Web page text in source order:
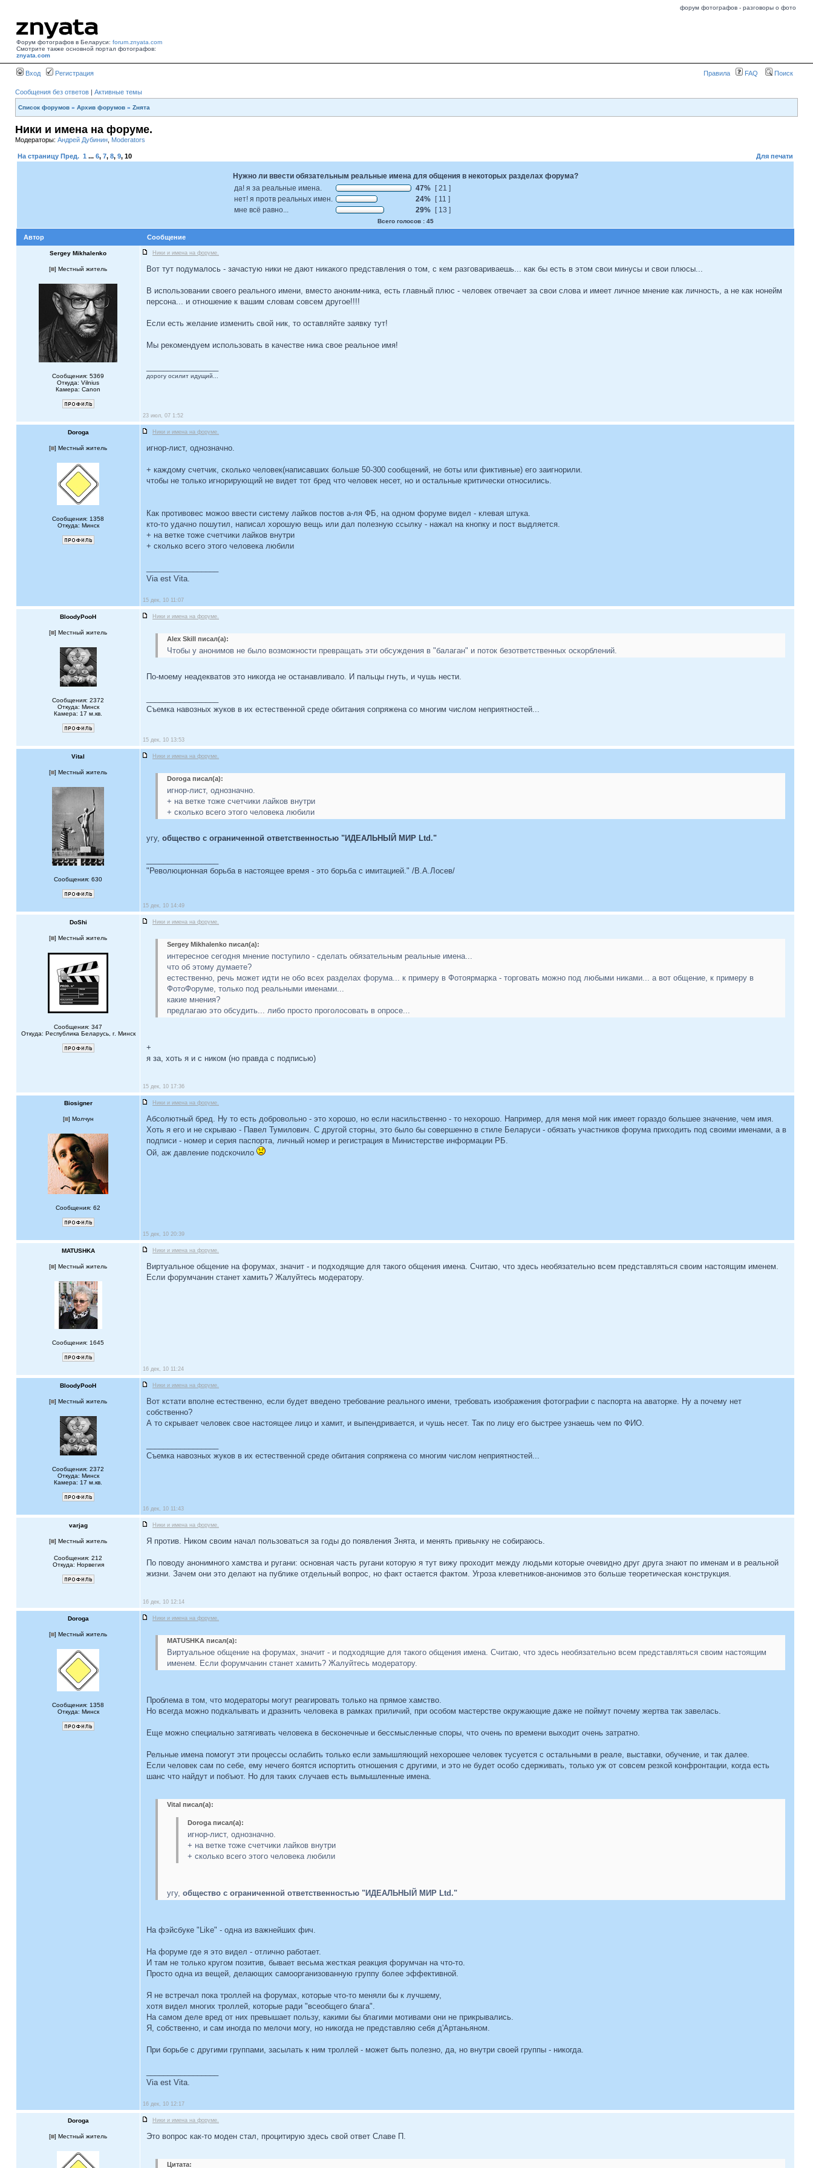
форум фотографов - разговоры о фото
Форум фотографов в Беларуси: forum.znyata.com
Смотрите также основной портал фотографов:
znyata.com
Вход Регистрация Правила FAQ Поиск
Сообщения без ответов | Активные темы
Список форумов » Архив форумов » Zнята
Ники и имена на форуме.
Модераторы: Андрей Дубинин Moderators
На страницу Пред. 1 ... 6, 7, 8, 9, 10 Для печати
Нужно ли ввести обязательным реальные имена для общения в некоторых разделах форума?
да! я за реальные имена.
47%
[ 21 ]
нет! я протв реальных имен.
24%
[ 11 ]
мне всё равно...
29% [ 13 ]
Всего голосов : 45
Автор Сообщение
Sergey Mikhalenko Ники и имена на форуме.
[ ] Местный житель
Сообщения: 5369
Откуда: Vilnius
Камера: Canon
Вот тут подумалось - зачастую ники не дают никакого представления о том, с кем разговариваешь... как бы есть в этом свои минусы и свои плюсы...
В использовании своего реального имени, вместо аноним-ника, есть главный плюс - человек отвечает за свои слова и имеет личное мнение как личность, а не как нонейм
персона... и отношение к вашим словам совсем другое!!!!
Если есть желание изменить свой ник, то оставляйте заявку тут!
Мы рекомендуем использовать в качестве ника свое реальное имя!
дорогу осилит идущий...
23 июл, 07 1:52
Doroga Ники и имена на форуме.
[ ] Местный житель
Сообщения: 1358
Откуда: Минск
игнор-лист, однозначно.
+ каждому счетчик, сколько человек(написавших больше 50-300 сообщений, не боты или фиктивные) его заигнорили.
чтобы не только игнорирующий не видет тот бред что человек несет, но и остальные критически относились.
Как противовес можоо ввести систему лайков постов а-ля ФБ, на одном форуме видел - клевая штука.
кто-то удачно пошутил, написал хорошую вещь или дал полезную ссылку - нажал на кнопку и пост выдляется.
+ на ветке тоже счетчики лайков внутри
+ сколько всего этого человека любили
Via est Vita.
15 дек, 10 11:07
BloodyPooH Ники и имена на форуме.
[ ] Местный житель
Сообщения: 2372
Откуда: Минск
Камера: 17 м.кв.
Alex Skill писал(а):
Чтобы у анонимов не было возможности превращать эти обсуждения в "балаган" и поток безответственных оскорблений.
По-моему неадекватов это никогда не останавливало. И пальцы гнуть, и чушь нести.
Съемка навозных жуков в их естественной среде обитания сопряжена со многим числом неприятностей...
15 дек, 10 13:53
Vital Ники и имена на форуме.
[ ] Местный житель
Сообщения: 630
Doroga писал(а):
игнор-лист, однозначно.
+ на ветке тоже счетчики лайков внутри
+ сколько всего этого человека любили
угу, общество с ограниченной ответственностью "ИДЕАЛЬНЫЙ МИР Ltd."
"Революционная борьба в настоящее время - это борьба с имитацией." /В.А.Лосев/
15 дек, 10 14:49
DoShi Ники и имена на форуме.
[ ] Местный житель
Сообщения: 347
Откуда: Республика Беларусь, г. Минск
Sergey Mikhalenko писал(а):
интересное сегодня мнение поступило - сделать обязательным реальные имена...
что об этому думаете?
естественно, речь может идти не обо всех разделах форума... к примеру в Фотоярмарка - торговать можно под любыми никами... а вот общение, к примеру в
ФотоФоруме, только под реальными именами...
какие мнения?
предлагаю это обсудить... либо просто проголосовать в опросе...
+
я за, хоть я и с ником (но правда с подписью)
15 дек, 10 17:36
Biosigner Ники и имена на форуме.
[ ] Молчун
Сообщения: 62
Абсолютный бред. Ну то есть добровольно - это хорошо, но если насильственно - то нехорошо. Например, для меня мой ник имеет гораздо большее значение, чем имя.
Хоть я его и не скрываю - Павел Тумилович. С другой сторны, это было бы совершенно в стиле Беларуси - обязать участников форума приходить под своими именами, а в
подписи - номер и серия паспорта, личный номер и регистрация в Министерстве информации РБ.
Ой, аж давление подскочило
15 дек, 10 20:39
MATUSHKA Ники и имена на форуме.
[ ] Местный житель
Сообщения: 1645
Виртуальное общение на форумах, значит - и подходящие для такого общения имена. Считаю, что здесь необязательно всем представляться своим настоящим именем.
Если форумчанин станет хамить? Жалуйтесь модератору.
16 дек, 10 11:24
BloodyPooH Ники и имена на форуме.
[ ] Местный житель
Сообщения: 2372
Откуда: Минск
Камера: 17 м.кв.
Вот кстати вполне естественно, если будет введено требование реального имени, требовать изображения фотографии с паспорта на аваторке. Ну а почему нет
собственно?
А то скрывает человек свое настоящее лицо и хамит, и выпендривается, и чушь несет. Так по лицу его быстрее узнаешь чем по ФИО.
Съемка навозных жуков в их естественной среде обитания сопряжена со многим числом неприятностей...
16 дек, 10 11:43
varjag Ники и имена на форуме.
[ ] Местный житель
Сообщения: 212
Откуда: Норвегия
Я против. Ником своим начал пользоваться за годы до появления Знята, и менять привычку не собираюсь.
По поводу анонимного хамства и ругани: основная часть ругани которую я тут вижу проходит между людьми которые очевидно друг друга знают по именам и в реальной
жизни. Зачем они это делают на публике отдельный вопрос, но факт остается фактом. Угроза клеветников-анонимов это больше теоретическая конструкция.
16 дек, 10 12:14
Doroga Ники и имена на форуме.
[ ] Местный житель
Сообщения: 1358
Откуда: Минск
MATUSHKA писал(а):
Виртуальное общение на форумах, значит - и подходящие для такого общения имена. Считаю, что здесь необязательно всем представляться своим настоящим
именем. Если форумчанин станет хамить? Жалуйтесь модератору.
Проблема в том, что модераторы могут реагировать только на прямое хамство.
Но всегда можно подкалывать и дразнить человека в рамках приличий, при особом мастерстве окружающие даже не поймут почему жертва так завелась.
Еще можно специально затягивать человека в бесконечные и бессмысленные споры, что очень по времени выходит очень затратно.
Рельные имена помогут эти процессы ослабить только если замышляющий нехорошее человек тусуется с остальными в реале, выставки, обучение, и так далее.
Если человек сам по себе, ему нечего боятся испортить отношения с другими, и это не будет особо сдерживать, только уж от совсем резкой конфронтации, когда есть
шанс что найдут и побъют. Но для таких случаев есть вымышленные имена.
Vital писал(а):
Doroga писал(а):
игнор-лист, однозначно.
+ на ветке тоже счетчики лайков внутри
+ сколько всего этого человека любили
угу, общество с ограниченной ответственностью "ИДЕАЛЬНЫЙ МИР Ltd."
На фэйсбуке "Like" - одна из важнейших фич.
На форуме где я это видел - отлично работает.
И там не только кругом позитив, бывает весьма жесткая реакция форумчан на что-то.
Просто одна из вещей, делающих самоорганизованную группу более эффективной.
Я не встречал пока троллей на форумах, которые что-то меняли бы к лучшему,
хотя видел многих троллей, которые ради "всеобщего блага".
На самом деле вред от них превышает пользу, какими бы благими мотивами они не прикрывались.
Я, собственно, и сам иногда по мелочи могу, но никогда не представляю себя д'Артаньяном.
При борьбе с другими группами, засылать к ним троллей - может быть полезно, да, но внутри своей группы - никогда.
Via est Vita.
16 дек, 10 12:17
Doroga Ники и имена на форуме.
[ ] Местный житель Это вопрос как-то моден стал, процитирую здесь свой ответ Славе П.
Цитата: